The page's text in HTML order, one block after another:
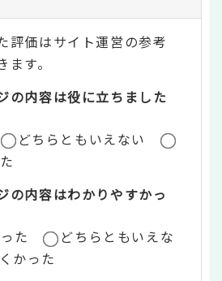
評価はサイト運営の参考
す。
の内容は役に立ちました
どちらともいえない
の内容はわかりやすかっ
た
どちらともいえな
かった